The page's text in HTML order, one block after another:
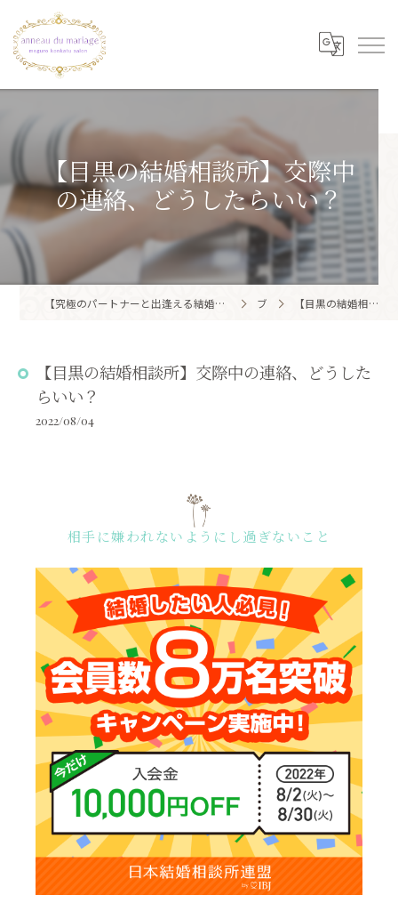
【目黒の結婚相談所】交際中
の連絡、どうしたらいい？
【究極のパートナーと出逢える結婚相談所】目黒区・品川区で結婚相談所ならアノー・ド・マリアージュ 目黒婚活サロン ブログ 【目黒の結婚相談所】交際中の連絡、どうしたらいい？
【目黒の結婚相談所】交際中の連絡、どうした
らいい？
2022/08/04
相手に嫌われないようにし過ぎないこと